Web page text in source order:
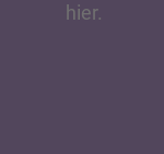
hier.